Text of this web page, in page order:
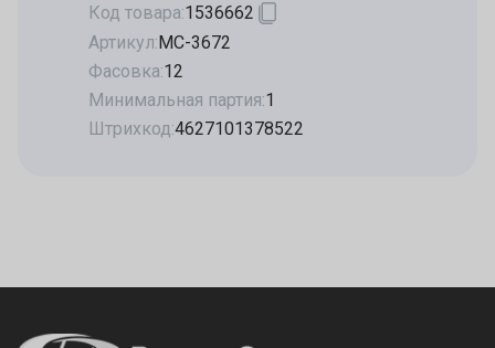
Код товара:1536662
Артикул:МС-3672
Фасовка:12
Минимальная партия:1
Штрихкод:4627101378522